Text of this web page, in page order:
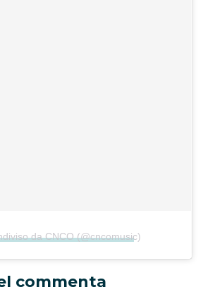
da CNCO (@cncomusic)
commenta